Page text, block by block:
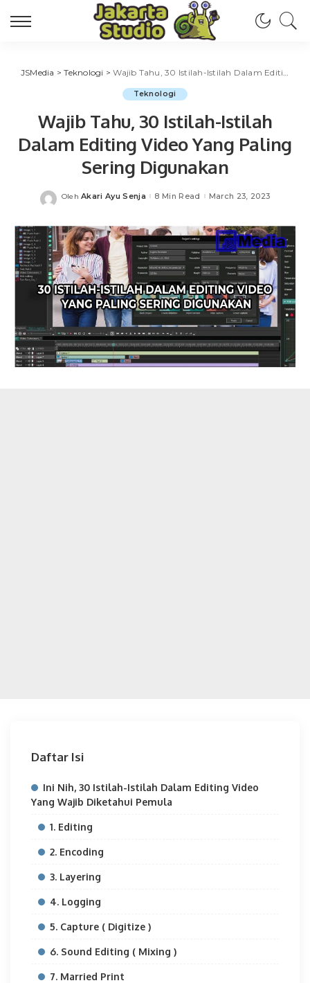
JSMedia >Teknologi >Wajib Tahu, 30 Istilah-Istilah Dalam Editing Video Yang Paling Sering Digunakan
Teknologi
Wajib Tahu, 30 Istilah-Istilah
Dalam Editing Video Yang Paling
Sering Digunakan
Posted
Oleh Akari Ayu Senja 8 Min Read March 23, 2023
Daftar Isi
Ini Nih, 30 Istilah-Istilah Dalam Editing Video
Yang Wajib Diketahui Pemula
1. Editing
2. Encoding
3. Layering
4. Logging
5. Capture ( Digitize )
6. Sound Editing ( Mixing )
7. Married Print